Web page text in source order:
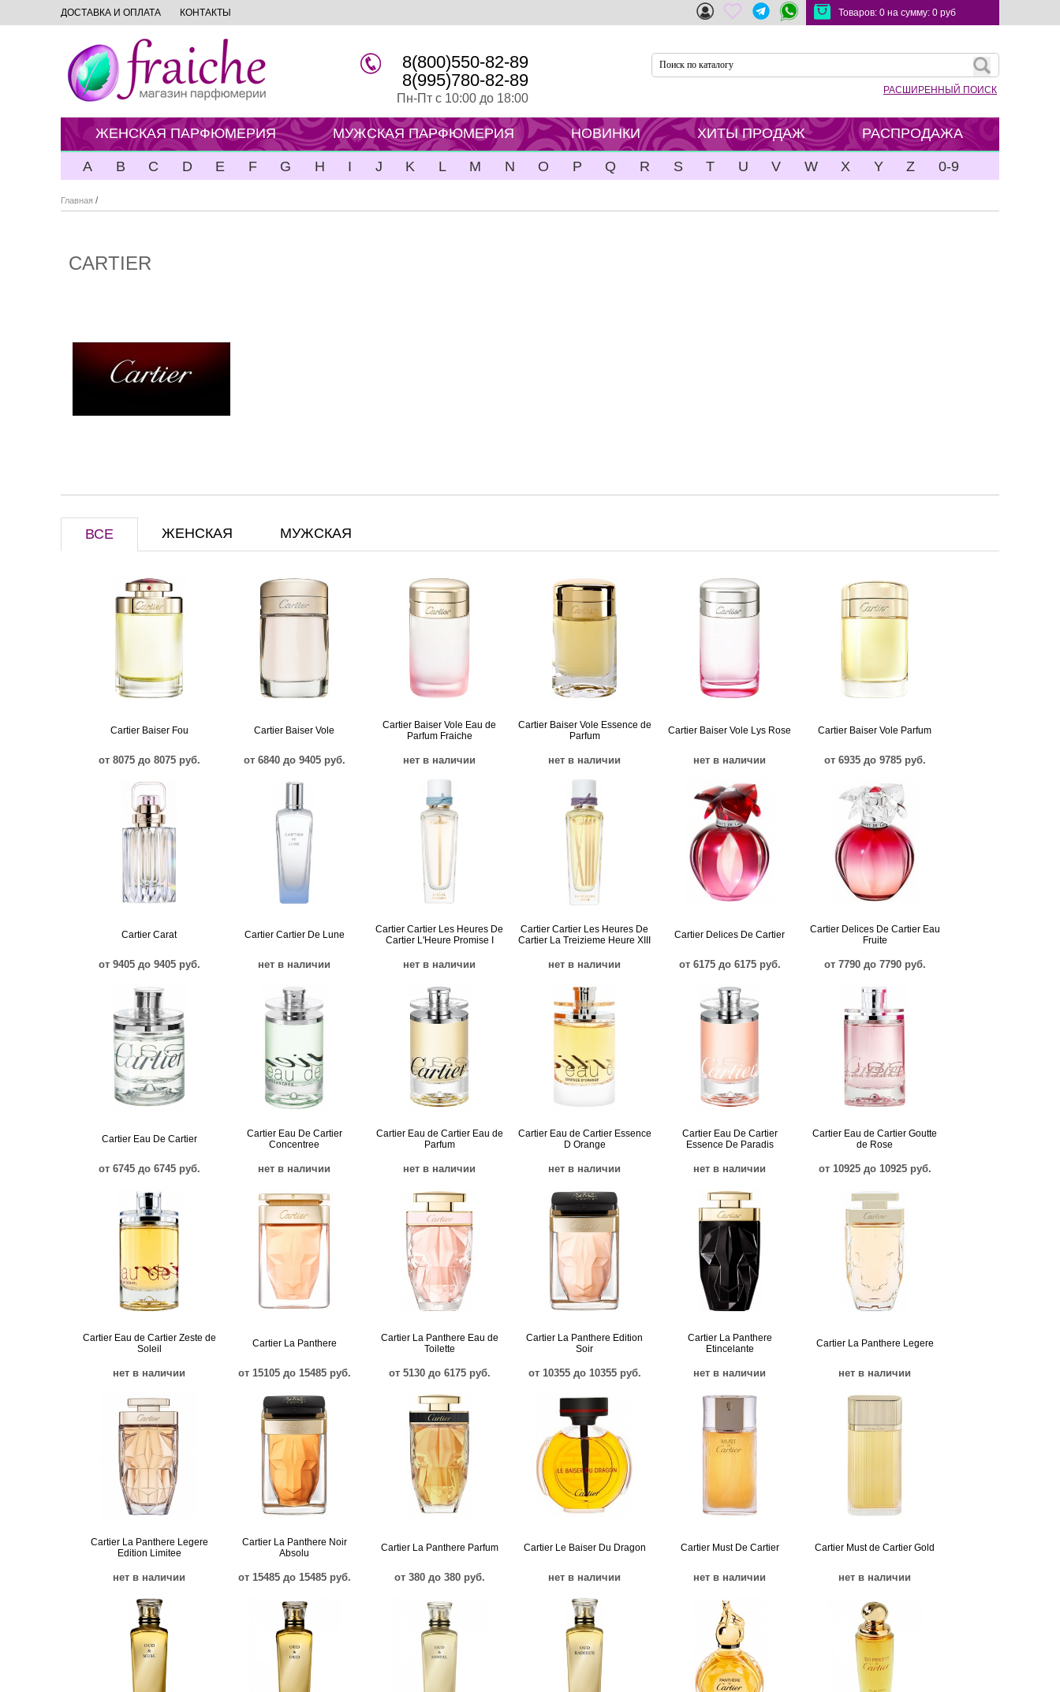
ДОСТАВКА И ОПЛАТА КОНТАКТЫ Товаров: 0 на сумму: 0 руб
8(800)550-82-89
8(995)780-82-89
Пн-Пт с 10:00 до 18:00
РАСШИРЕННЫЙ ПОИСК
ЖЕНСКАЯ ПАРФЮМЕРИЯ МУЖСКАЯ ПАРФЮМЕРИЯ НОВИНКИ ХИТЫ ПРОДАЖ РАСПРОДАЖА
A B C D E F G H I J K L M N O P Q R S T U V W X Y Z 0-9
Главная /
CARTIER
ВСЕ ЖЕНСКАЯ МУЖСКАЯ
Cartier Baiser Fou
от 8075 до 8075 руб.
Cartier Baiser Vole
от 6840 до 9405 руб.
Cartier Baiser Vole Eau de
Parfum Fraiche
нет в наличии
Cartier Baiser Vole Essence de
Parfum
нет в наличии
Cartier Baiser Vole Lys Rose
нет в наличии
Cartier Baiser Vole Parfum
от 6935 до 9785 руб.
Cartier Carat
от 9405 до 9405 руб.
Cartier Cartier De Lune
нет в наличии
Cartier Cartier Les Heures De
Cartier L'Heure Promise I
нет в наличии
Cartier Cartier Les Heures De
Cartier La Treizieme Heure XIII
нет в наличии
Cartier Delices De Cartier
от 6175 до 6175 руб.
Cartier Delices De Cartier Eau
Fruite
от 7790 до 7790 руб.
Cartier Eau De Cartier
от 6745 до 6745 руб.
Cartier Eau De Cartier
Concentree
нет в наличии
Cartier Eau de Cartier Eau de
Parfum
нет в наличии
Cartier Eau de Cartier Essence
D Orange
нет в наличии
Cartier Eau De Cartier
Essence De Paradis
нет в наличии
Cartier Eau de Cartier Goutte
de Rose
от 10925 до 10925 руб.
Cartier Eau de Cartier Zeste de
Soleil
нет в наличии
Cartier La Panthere
от 15105 до 15485 руб.
Cartier La Panthere Eau de
Toilette
от 5130 до 6175 руб.
Cartier La Panthere Edition
Soir
от 10355 до 10355 руб.
Cartier La Panthere
Etincelante
нет в наличии
Cartier La Panthere Legere
нет в наличии
Cartier La Panthere Legere
Edition Limitee
нет в наличии
Cartier La Panthere Noir
Absolu
от 15485 до 15485 руб.
Cartier La Panthere Parfum
от 380 до 380 руб.
Cartier Le Baiser Du Dragon
нет в наличии
Cartier Must De Cartier
нет в наличии
Cartier Must de Cartier Gold
нет в наличии